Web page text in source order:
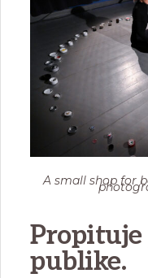
A small shop for
publike.